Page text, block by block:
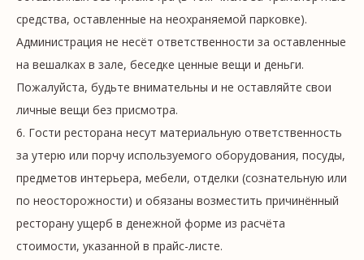
средства, оставленные на неохраняемой парковке).
Администрация не несёт ответственности за оставленные
на вешалках в зале, беседке ценные вещи и деньги.
Пожалуйста, будьте внимательны и не оставляйте свои
личные вещи без присмотра.
6. Гости ресторана несут материальную ответственность
за утерю или порчу используемого оборудования, посуды,
предметов интерьера, мебели, отделки (сознательную или
по неосторожности) и обязаны возместить причинённый
ресторану ущерб в денежной форме из расчёта
стоимости, указанной в прайс-листе.